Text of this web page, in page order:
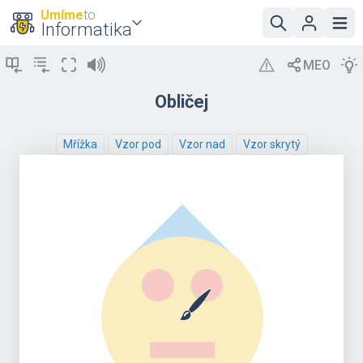
Umímeto
Informatika
Obličej
Mřížka Vzor pod Vzor nad Vzor skrytý